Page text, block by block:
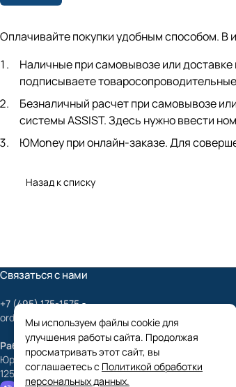
Оплачивайте покупки удобным способом. В
Наличные при самовывозе или
подписываете
Безналичный расчет при самовывозе
системы ASSIST. Здесь нужно ввести
ЮMoney при онлайн-заказе. Для
Назад к списку
Связаться с нами
+7 (495) 175-1575
order@mygrundfos.ru
Работаем только с юридическими лицами
Юридический адрес:
125424, г. Москва, улица Лётная 99, с. 3, оф. 28
Мы используем файлы cookie для
улучшения работы сайта. Продолжая
просматривать этот сайт, вы
соглашаетесь с Политикой обработки
персональных данных.